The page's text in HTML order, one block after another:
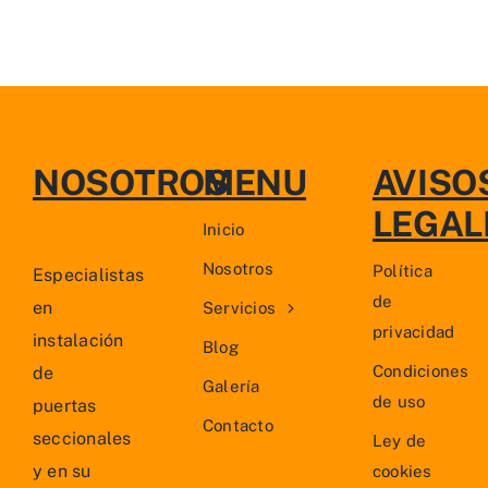
NOSOTROS
Especialistas
en
instalación
de
puertas
seccionales
y en su
MENU
Inicio
Nosotros
Servicios
Blog
Galería
Contacto
Política
de
privacidad
Condiciones
de uso
Ley de
cookies